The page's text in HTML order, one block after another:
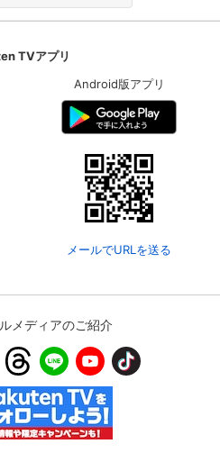
TVアプリ
Android版アプリ
メールでURLを送る
メディアのご紹介